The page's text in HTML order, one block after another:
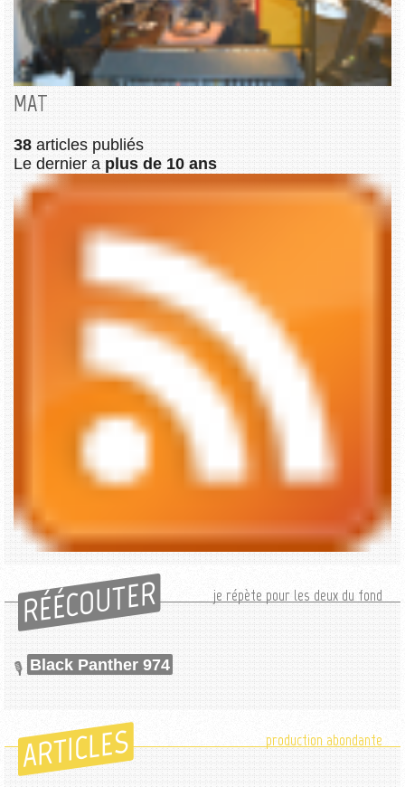
MAT
38 articles publiés
Le dernier a plus de 10 ans
RÉÉCOUTER je répète pour les deux du fond
Black Panther 974
ARTICLES production abondante